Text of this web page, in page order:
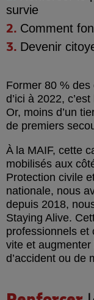
survie
Comment
Devenir
Former 80 %
d’ici à 2022,
Or, moins d’un
de premiers
À la MAIF, cette
mobilisés aux
Protection civile
nationale, nous
depuis 2018,
Staying Alive.
professionnels et
vite et
d’accident ou de